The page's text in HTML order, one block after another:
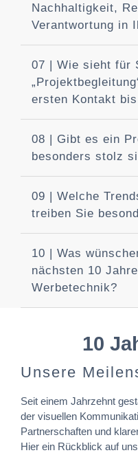
Nachhaltigkeit,
Verantwortung in
07 | Wie sieht für
ersten Kontakt
08 | Gibt es ein
besonders stolz
09 | Welche
treiben Sie
10 | Was
nächsten 10
Werbetechnik?
10
Unsere
Seit einem Jahrzehnt
der visuellen
Partnerschaften und
Hier ein Rückblick auf